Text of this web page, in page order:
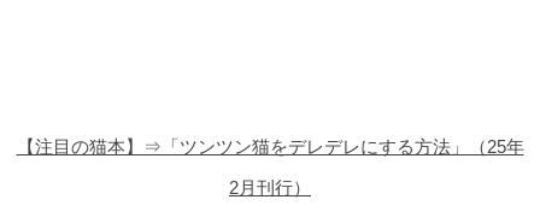
【注目の猫本】⇒「ツンツン猫をデレデレにする方法」（25年
2月刊行）